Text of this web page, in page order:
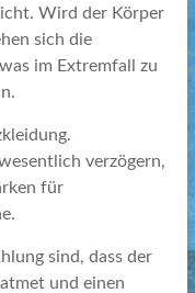
Wird der Körper
sich die
im Extremfall zu
verzögern,
für
sind, dass der
und einen